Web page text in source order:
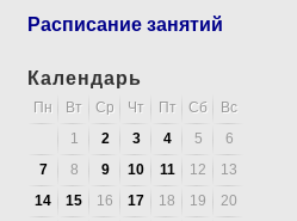
Расписание занятий
Календарь
Пн Вт Ср Чт Пт Сб
Вс
1
2 3 4 5
6
7
8 9 10 11 12
13
14
15 16 17 18 19
20